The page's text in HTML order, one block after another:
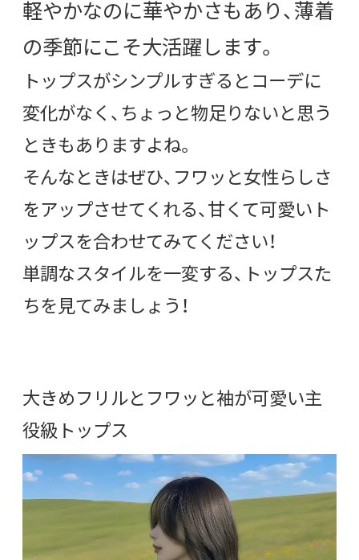
軽やかなのに華やかさもあり、薄着
の季節にこそ大活躍します。
トップスがシンプルすぎるとコーデに
変化がなく、ちょっと物足りないと思う
ときもありますよね。
そんなときはぜひ、フワッと女性らしさ
をアップさせてくれる、甘くて可愛いト
ップスを合わせてみてください！
単調なスタイルを一変する、トップスた
ちを見てみましょう！
大きめフリルとフワッと袖が可愛い主
役級トップス